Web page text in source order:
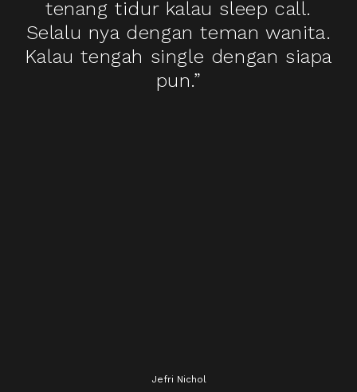
tenang tidur kalau sleep call.
Selalu nya dengan teman wanita.
Kalau tengah single dengan siapa
pun.”
Jefri Nichol